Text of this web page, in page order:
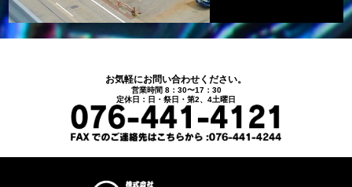
お気軽にお問い合わせください。
営業時間 8：30〜17：30
定休日：日・祭日・第2、4土曜日